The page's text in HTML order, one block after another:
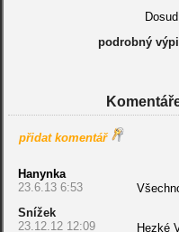
podrobný
přidat komentář
Hanynka
23.6.13 6:53
Snížek
23.12.12 12:09
Hezké